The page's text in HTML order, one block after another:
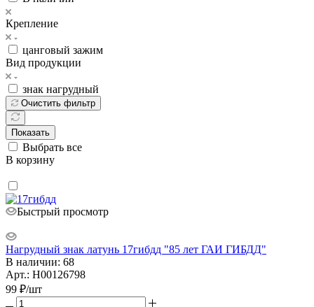
Крепление
цанговый зажим
Вид продукции
знак нагрудный
Очистить фильтр
Показать
Выбрать все
В корзину
Быстрый просмотр
Нагрудный знак латунь 17гибдд "85 лет ГАИ ГИБДД"
В наличии: 68
Арт.: Н00126798
99 ₽/шт